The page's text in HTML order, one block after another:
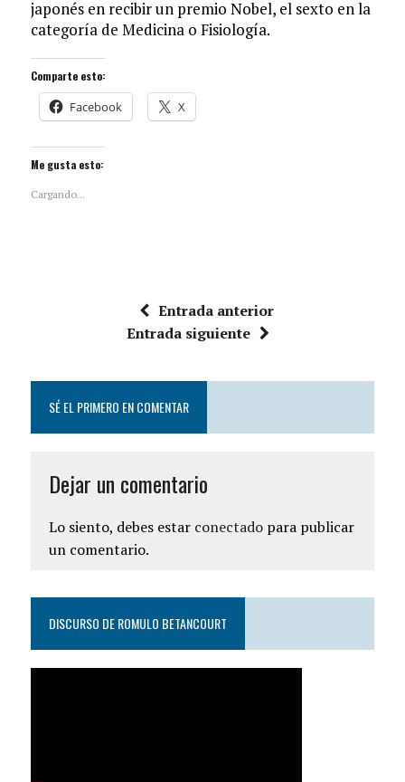
japonés en recibir un premio Nobel, el sexto en la
categoría de Medicina o Fisiología.
Comparte esto:
Facebook X
Me gusta esto:
Cargando...
Entrada anterior
Entrada siguiente
SÉ EL PRIMERO EN COMENTAR
Dejar un comentario
Lo siento, debes estar conectadopara publicar
un comentario.
DISCURSO DE ROMULO BETANCOURT